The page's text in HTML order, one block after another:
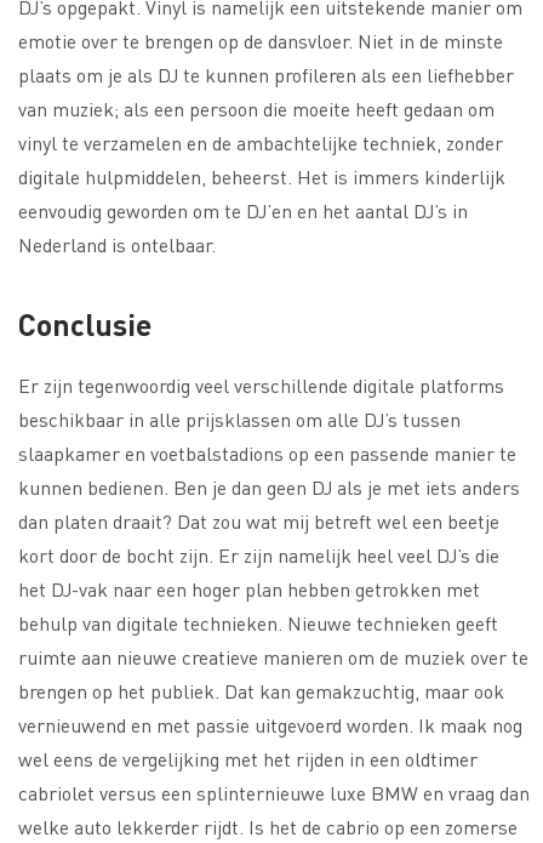
DJ’s opgepakt. Vinyl is namelijk een uitstekende manier om
emotie over te brengen op de dansvloer. Niet in de minste
plaats om je als DJ te kunnen profileren als een liefhebber
van muziek; als een persoon die moeite heeft gedaan om
vinyl te verzamelen en de ambachtelijke techniek, zonder
digitale hulpmiddelen, beheerst. Het is immers kinderlijk
eenvoudig geworden om te DJ’en en het aantal DJ’s in
Nederland is ontelbaar.
Conclusie
Er zijn tegenwoordig veel verschillende digitale platforms
beschikbaar in alle prijsklassen om alle DJ’s tussen
slaapkamer en voetbalstadions op een passende manier te
kunnen bedienen. Ben je dan geen DJ als je met iets anders
dan platen draait? Dat zou wat mij betreft wel een beetje
kort door de bocht zijn. Er zijn namelijk heel veel DJ’s die
het DJ-vak naar een hoger plan hebben getrokken met
behulp van digitale technieken. Nieuwe technieken geeft
ruimte aan nieuwe creatieve manieren om de muziek over te
brengen op het publiek. Dat kan gemakzuchtig, maar ook
vernieuwend en met passie uitgevoerd worden. Ik maak nog
wel eens de vergelijking met het rijden in een oldtimer
cabriolet versus een splinternieuwe luxe BMW en vraag dan
welke auto lekkerder rijdt. Is het de cabrio op een zomerse